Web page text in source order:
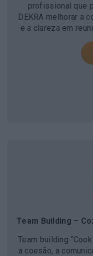
profissional que
DEKRA melhorar a
e a clareza em
Team Building –
Team building
a coesão, a